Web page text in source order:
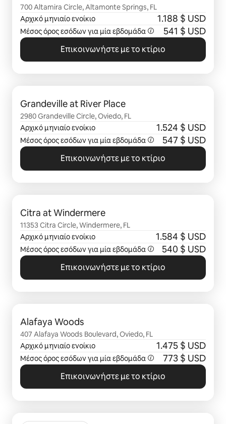
700 Altamira Circle, Altamonte Springs, FL
Αρχικό μηνιαίο ενοίκιο
1.188 $ USD
Μέσος όρος εσόδων για μίαεβδομάδα 541 $ USD
Επικοινωνήστε με το κτίριο
Grandeville at River Place
2980 Grandeville Circle, Oviedo, FL
Αρχικό μηνιαίο ενοίκιο
1.524 $ USD
Μέσος όρος εσόδων για μίαεβδομάδα 547 $ USD
Επικοινωνήστε με το κτίριο
Citra at Windermere
11353 Citra Circle, Windermere, FL
Αρχικό μηνιαίο ενοίκιο
1.584 $ USD
Μέσος όρος εσόδων για μίαεβδομάδα 540 $ USD
Επικοινωνήστε με το κτίριο
Alafaya Woods
407 Alafaya Woods Boulevard, Oviedo, FL
Αρχικό μηνιαίο ενοίκιο
1.475 $ USD
Μέσος όρος εσόδων για μίαεβδομάδα 773 $ USD
Επικοινωνήστε με το κτίριο